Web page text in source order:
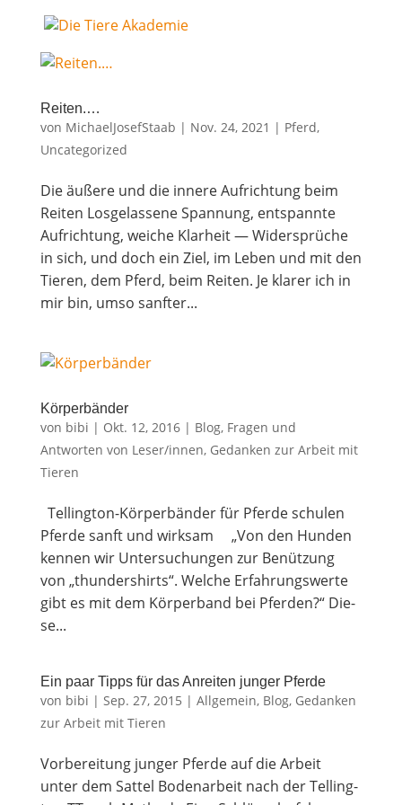
Rei­ten.…
von MichaelJosefStaab | Nov. 24, 2021 | Pferd,
Uncategorized
Die äuße­re und die inne­re Auf­rich­tung beim
Reiten Los­ge­las­se­ne Span­nung, ent­spann­te
Auf­rich­tung, wei­che Klar­heit — Wider­sprü­che
in sich, und doch ein Ziel, im Leben und mit den
Tie­ren, dem Pferd, beim Rei­ten. Je kla­rer ich in
mir bin, umso sanf­ter...
Kör­per­bän­der
von bibi | Okt. 12, 2016| Blog, Fragen und
Antworten von Leser/innen, Gedanken zur Arbeit mit
Tieren
Tel­ling­ton-Kör­per­bän­der für Pferde schu­len
Pfer­de sanft und wirksam „Von den Hun­den
ken­nen wir Unter­su­chun­gen zur Benüt­zung
von „thun­der­shirts“. Wel­che Erfah­rungs­wer­te
gibt es mit dem Kör­per­band bei Pferden?“ Die­
se...
Ein paar Tipps für das Anrei­ten jun­ger Pferde
von bibi | Sep. 27, 2015 | Allgemein, Blog, Gedanken
zur Arbeit mit Tieren
Vor­be­rei­tung jun­ger Pfer­de auf die Arbeit
unter dem Sattel Boden­ar­beit nach der Tel­ling­